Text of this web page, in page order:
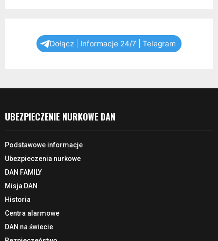
Dołącz | Informacje 24/7 | Telegram
UBEZPIECZENIE NURKOWE DAN
Podstawowe informacje
Ubezpieczenia nurkowe
DAN FAMILY
Misja DAN
Historia
Centra alarmowe
DAN na świecie